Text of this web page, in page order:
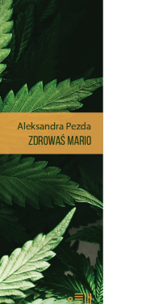
stają się
interwencyjny
milionów z nas
sobie z